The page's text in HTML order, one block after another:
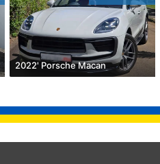
2022' Porsche Macan